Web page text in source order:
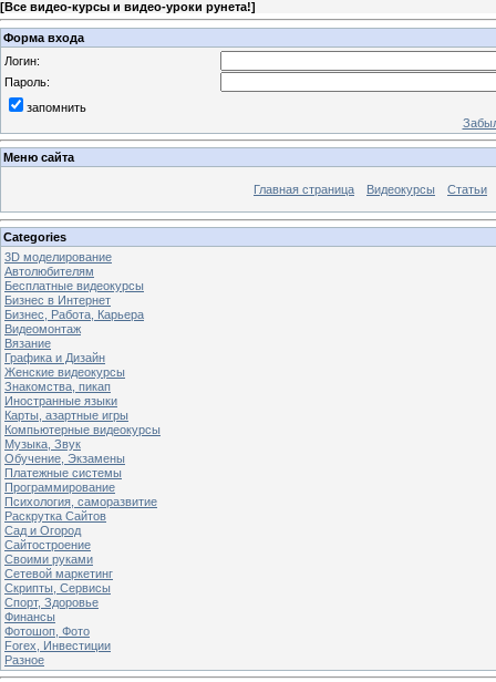
[Все видео-курсы и видео-уроки рунета!]
Форма входа
Логин:
Пароль:
запомнить
Меню сайта
Главная страница Видеокурсы Статьи
Categories
3D моделирование
Автолюбителям
Бесплатные видеокурсы
Бизнес в Интернет
Бизнес, Работа, Карьера
Видеомонтаж
Вязание
Графика и Дизайн
Женские видеокурсы
Знакомства, пикап
Иностранные языки
Карты, азартные игры
Компьютерные видеокурсы
Музыка, Звук
Обучение, Экзамены
Платежные системы
Программирование
Психология, саморазвитие
Раскрутка Сайтов
Cад и Огород
Сайтостроение
Своими руками
Сетевой маркетинг
Скрипты, Сервисы
Спорт, Здоровье
Финансы
Фотошоп, Фото
Forex, Инвестиции
Разное